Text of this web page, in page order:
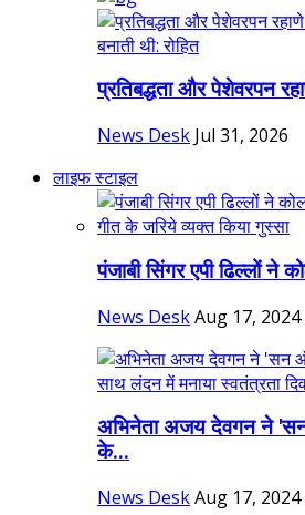
प्रतिबद्धता और पेशेवरपन
News Desk Jul 31, 2026
लाइफ स्टाइल
पंजाबी सिंगर एपी ढिल्लों ने
News DeskAug 17, 2024
अभिनेता अजय देवगन ने
के...
News DeskAug 17, 2024